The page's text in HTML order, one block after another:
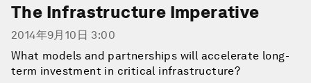
The Infrastructure Imperative
2014年9月10日 3:00
What models and partnerships will accelerate long-
term investment in critical infrastructure?